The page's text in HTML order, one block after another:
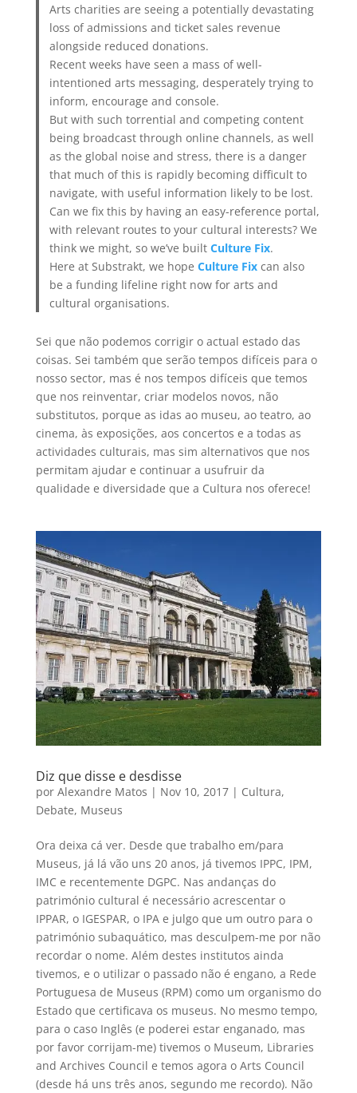
Arts charities are seeing a potentially devastating
loss of admissions and ticket sales revenue
alongside reduced donations.
Recent weeks have seen a mass of well-
intentioned arts messaging, desperately trying to
inform, encourage and console.
But with such torrential and competing content
being broadcast through online channels, as well
as the global noise and stress, there is a danger
that much of this is rapidly becoming difficult to
navigate, with useful information likely to be lost.
Can we fix this by having an easy-reference portal,
with relevant routes to your cultural interests? We
think we might, so we’ve builtCulture Fix.
Here at Substrakt, we hopeCulture Fix can also
be a funding lifeline right now for arts and
cultural organisations.
Sei que não podemos corrigir o actual estado das
coisas. Sei também que serão tempos difíceis para o
nosso sector, mas é nos tempos difíceis que temos
que nos reinventar, criar modelos novos, não
substitutos, porque as idas ao museu, ao teatro, ao
cinema, às exposições, aos concertos e a todas as
actividades culturais, mas sim alternativos que nos
permitam ajudar e continuar a usufruir da
qualidade e diversidade que a Cultura nos oferece!
Diz que disse e desdisse
por Alexandre Matos | Nov 10, 2017| Cultura,
Debate, Museus
Ora deixa cá ver. Desde que trabalho em/para
Museus, já lá vão uns 20 anos, já tivemos IPPC, IPM,
IMC e recentemente DGPC. Nas andanças do
património cultural é necessário acrescentar o
IPPAR, o IGESPAR, o IPA e julgo que um outro para o
património subaquático, mas desculpem-me por não
recordar o nome. Além destes institutos ainda
tivemos, e o utilizar o passado não é engano, a Rede
Portuguesa de Museus (RPM) como um organismo do
Estado que certificava os museus. No mesmo tempo,
para o caso Inglês (e poderei estar enganado, mas
por favor corrijam-me) tivemos o Museum, Libraries
and Archives Council e temos agora o Arts Council
(desde há uns três anos, segundo me recordo). Não